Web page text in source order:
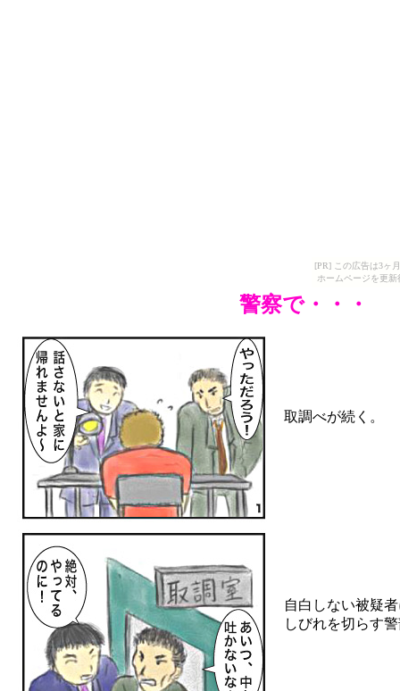
[PR] この広告は3ヶ
ホームページを更
警察で・・・
取調べが続く。
自白しない被疑
しびれを切らす